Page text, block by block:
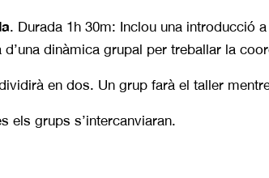
. Durada 1h 30m: Inclou una introducció
d’una dinàmica grupal per treballar la
en dos. Un grup farà el taller
els grups s’intercanviaran.